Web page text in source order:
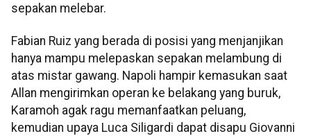
sepakan melebar.
Fabian Ruiz yang berada di posisi yang menjanjikan
hanya mampu melepaskan sepakan melambung di
atas mistar gawang. Napoli hampir kemasukan saat
Allan mengirimkan operan ke belakang yang buruk,
Karamoh agak ragu memanfaatkan peluang,
kemudian upaya Luca Siligardi dapat disapu Giovanni